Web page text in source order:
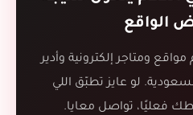
الواقع
ومتاجر إلكترونية وأدير
لو عايز تطبّق اللي
فعليًا، تواصل معايا.